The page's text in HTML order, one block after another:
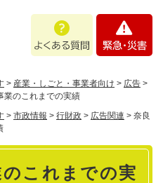
あ
問
・
> 産業・しごと・事業者向け > 広告 >
業のこれまでの実績
> 市政情報 > 行財政 > 広告関連 > 奈良
これまでの実